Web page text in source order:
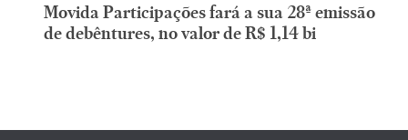
Movida Participações fará a sua 28ª emissão
de debêntures, no valor de R$ 1,14 bi